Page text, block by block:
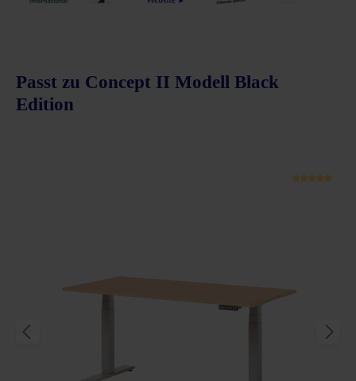
Passt zu Concept II Modell Black
Edition